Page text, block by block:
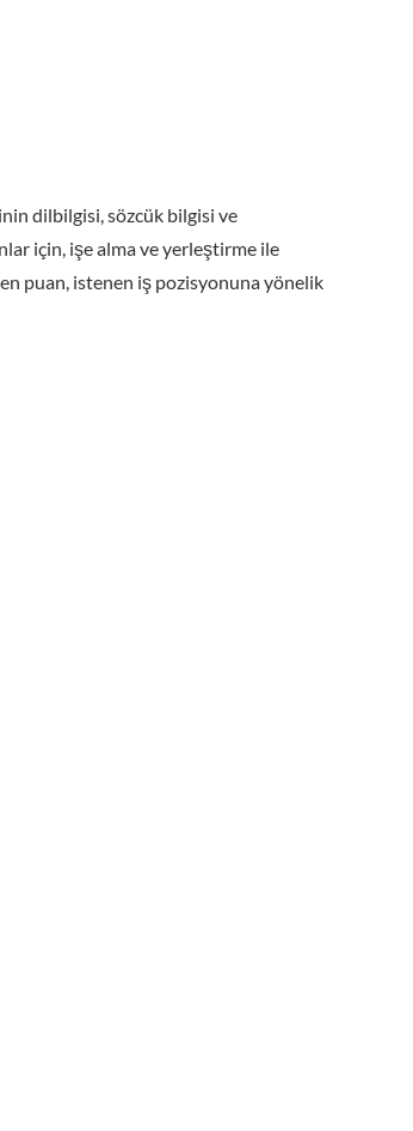
dilbilgisi, sözcük bilgisi ve
için, işe alma ve yerleştirme ile
puan, istenen iş pozisyonuna yönelik